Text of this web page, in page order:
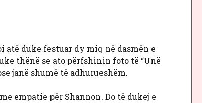
atë duke festuar dy miq në dasmën e
thënë se ato përfshinin foto të “Unë
janë shumë të adhurueshëm.
empatie për Shannon. Do të dukej e